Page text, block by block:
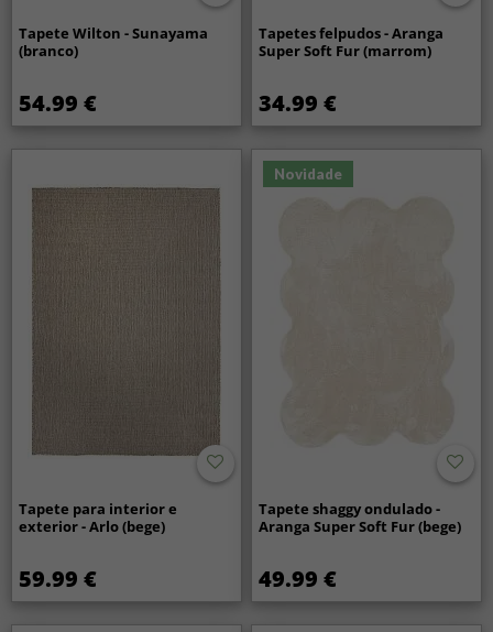
Tapete Wilton - Sunayama
(branco)
54.99 €
Tapetes felpudos - Aranga
Super Soft Fur (marrom)
34.99 €
Tapete para interior e
exterior - Arlo (bege)
59.99 €
Novidade
Tapete shaggy ondulado -
Aranga Super Soft Fur (bege)
49.99 €